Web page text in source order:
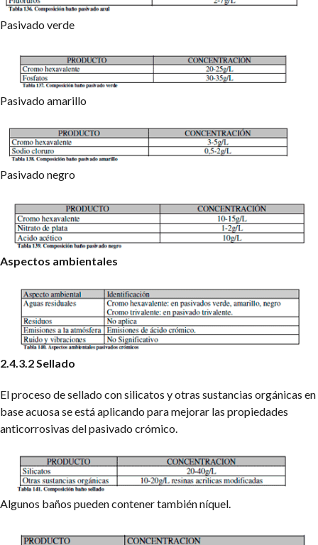
Pasivado verde
Pasivado amarillo
Pasivado negro
Aspectos ambientales
2.4.3.2 Sellado
El proceso de sellado con silicatos y otras sustancias orgánicas en
base acuosa se está aplicando para mejorar las propiedades
anticorrosivas del pasivado crómico.
Algunos baños pueden contener también níquel.